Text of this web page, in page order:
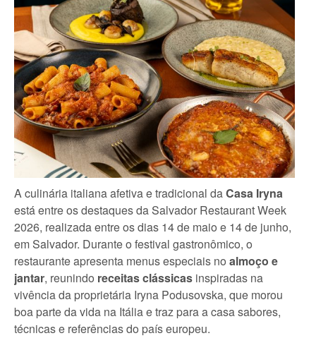
A culinária italiana afetiva e tradicional daCasa Iryna
está entre os destaques da Salvador Restaurant Week
2026, realizada entre os dias 14 de maio e 14 de junho,
em Salvador. Durante o festival gastronômico, o
restaurante apresenta menus especiais no almoço e
jantar, reunindo receitas clássicas inspiradas na
vivência da proprietária Iryna Podusovska, que morou
boa parte da vida na Itália e traz para a casa sabores,
técnicas e referências do país europeu.